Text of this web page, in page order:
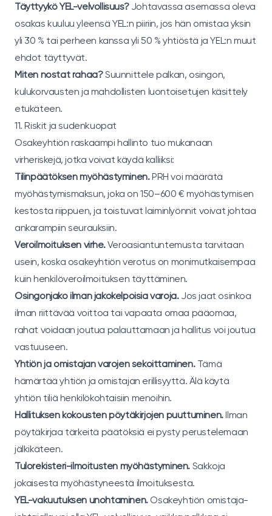
Täyttyykö YEL-velvollisuus?Johtavassa asemassa oleva
osakas kuuluu yleensä YEL:n piiriin, jos hän omistaa yksin
yli 30 % tai perheen kanssa yli 50 % yhtiöstä ja YEL:n muut
ehdot täyttyvät.
Miten nostat rahaa?Suunnittele palkan, osingon,
kulukorvausten ja mahdollisten luontoisetujen käsittely
etukäteen.
11. Riskit ja sudenkuopat
Osakeyhtiön raskaampi hallinto tuo mukanaan
virheriskejä, jotka voivat käydä kalliiksi:
Tilinpäätöksen myöhästyminen.PRH voi määrätä
myöhästymismaksun, joka on 150–600 € myöhästymisen
kestosta riippuen, ja toistuvat laiminlyönnit voivat johtaa
ankarampiin seurauksiin.
Veroilmoituksen virhe.Veroasiantuntemusta tarvitaan
usein, koska osakeyhtiön verotus on monimutkaisempaa
kuin henkilöveroilmoituksen täyttäminen.
Osingonjako ilman jakokelpoisia varoja.Jos jaat osinkoa
ilman riittävää voittoa tai vapaata omaa pääomaa,
rahat voidaan joutua palauttamaan ja hallitus voi joutua
vastuuseen.
Yhtiön ja omistajan varojen sekoittaminen.Tämä
hämärtää yhtiön ja omistajan erillisyyttä. Älä käytä
yhtiön tiliä henkilökohtaisiin menoihin.
Hallituksen kokousten pöytäkirjojen puuttuminen.Ilman
pöytäkirjaa tärkeitä päätöksiä ei pysty perustelemaan
jälkikäteen.
Tulorekisteri-ilmoitusten myöhästyminen. Sakkoja
jokaisesta myöhästyneestä ilmoituksesta.
YEL-vakuutuksen unohtaminen.Osakeyhtiön omistaja-